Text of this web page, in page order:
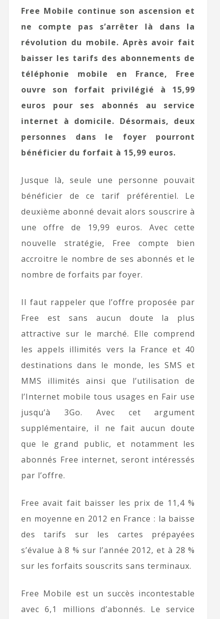
Free Mobile continue son ascension et
ne compte pas s’arrêter là dans la
révolution du mobile. Après avoir fait
baisser les tarifs des abonnements de
téléphonie mobile en France, Free
ouvre son forfait privilégié à 15,99
euros pour ses abonnés au service
internet à domicile. Désormais, deux
personnes dans le foyer pourront
bénéficier du forfait à 15,99 euros.
Jusque là, seule une personne pouvait
bénéficier de ce tarif préférentiel. Le
deuxième abonné devait alors souscrire à
une offre de 19,99 euros. Avec cette
nouvelle stratégie, Free compte bien
accroitre le nombre de ses abonnés et le
nombre de forfaits par foyer.
Il faut rappeler que l’offre proposée par
Free est sans aucun doute la plus
attractive sur le marché. Elle comprend
les appels illimités vers la France et 40
destinations dans le monde, les SMS et
MMS illimités ainsi que l’utilisation de
l’Internet mobile tous usages en Fair use
jusqu’à 3Go. Avec cet argument
supplémentaire, il ne fait aucun doute
que le grand public, et notamment les
abonnés Free internet, seront intéressés
par l’offre.
Free avait fait baisser les prix de 11,4 %
en moyenne en 2012 en France : la baisse
des tarifs sur les cartes prépayées
s’évalue à 8 % sur l’année 2012, et à 28 %
sur les forfaits souscrits sans terminaux.
Free Mobile est un succès incontestable
avec 6,1 millions d’abonnés. Le service